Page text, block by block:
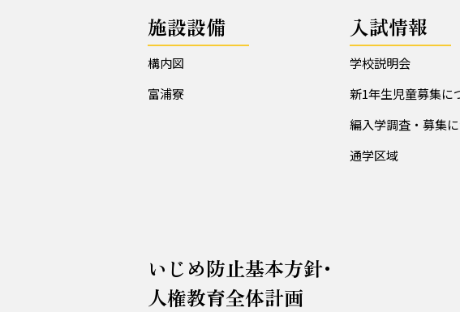
施設設備
構内図
富浦寮
入試情報
学校説明会
新1年生児童募集に
編入学調査・募集
通学区域
いじめ防止基本方針･
人権教育全体計画